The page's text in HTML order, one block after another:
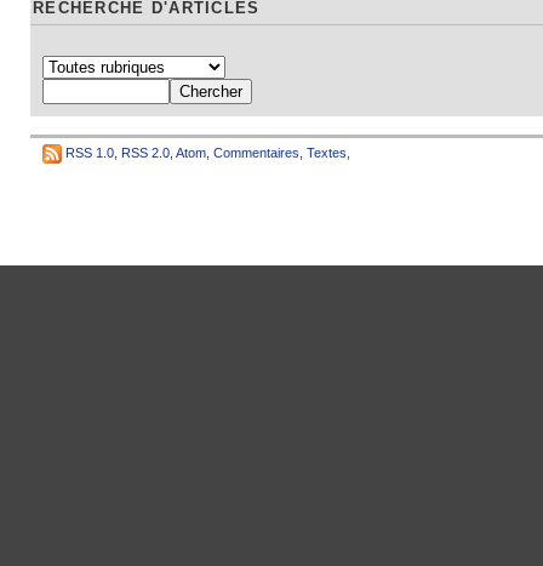
RECHERCHE D'ARTICLES
RSS 1.0 RSS 2.0 Atom Commentaires Textes